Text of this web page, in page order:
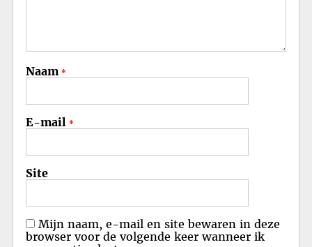
Naam *
E-mail *
Site
Mijn naam, e-mail en site bewaren in deze
browser voor de volgende keer wanneer ik